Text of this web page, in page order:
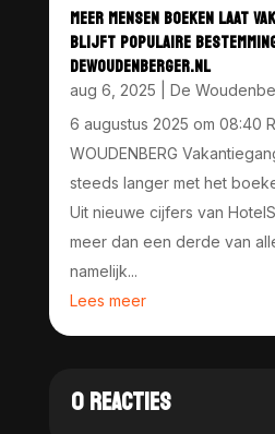
MEER MENSEN BOEKEN LAAT
BLIJFT POPULAIRE
DEWOUDENBERGER.NL
aug 6, 2025
De
6 augustus 2025 om 08:40
WOUDENBERG
steeds langer met het
Uit nieuwe cijfers van
meer dan een derde van
namelijk...
Lees meer
0 REACTIES